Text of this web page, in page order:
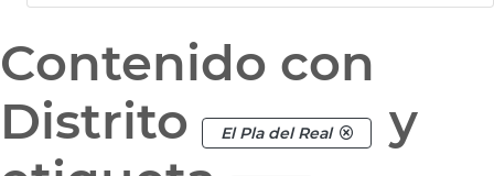
Contenido con
Distrito
El Pla del Real
y